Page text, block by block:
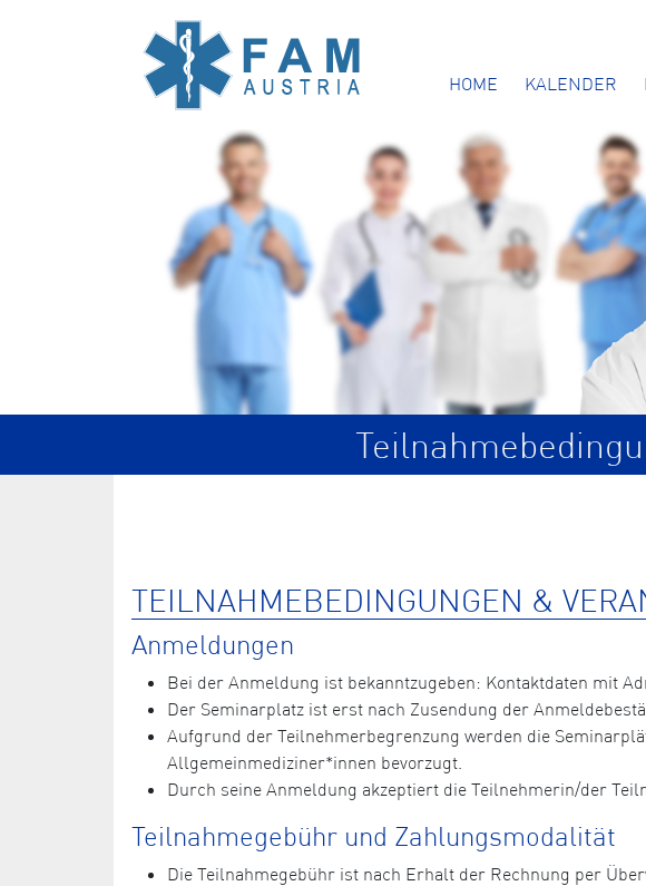
HOME KALENDER
TEILNAHMEBEDINGUNGEN &
Anmeldungen
Bei der Anmeldung ist bekanntzugeben: Kontaktdaten mit
Der Seminarplatz ist erst nach Zusendung der
Aufgrund der Teilnehmerbegrenzung werden die
Allgemeinmediziner*innen bevorzugt.
Durch seine Anmeldung akzeptiert die Teilnehmerin/der
Teilnahmegebühr und Zahlungsmodalität
Die Teilnahmegebühr ist nach Erhalt der Rechnung per